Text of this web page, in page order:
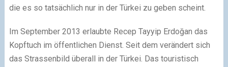
die es so tatsächlich nur in der Türkei zu geben scheint.
Im September 2013 erlaubte Recep Tayyip Erdoğan das
Kopftuch im öffentlichen Dienst. Seit dem verändert sich
das Strassenbild überall in der Türkei. Das touristisch